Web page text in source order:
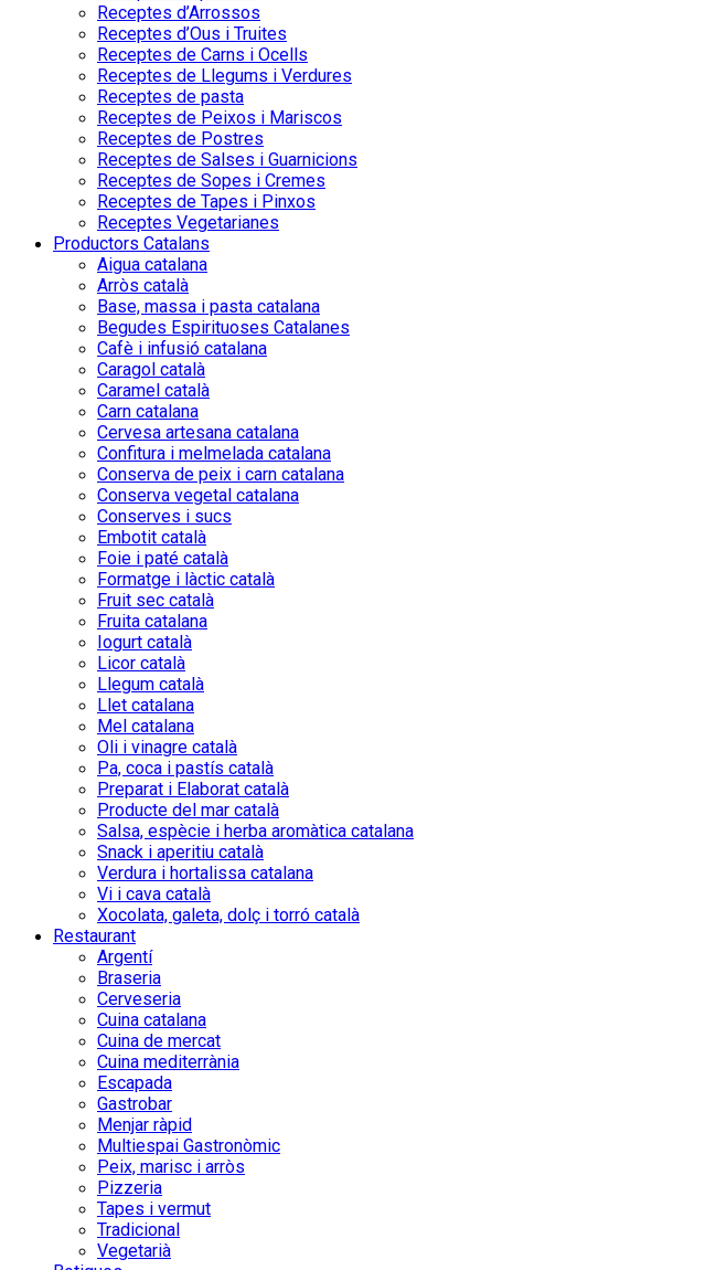
Receptes d’Arrossos
Receptes d’Ous i Truites
Receptes de Carns i Ocells
Receptes de Llegums i Verdures
Receptes de pasta
Receptes de Peixos i Mariscos
Receptes de Postres
Receptes de Salses i Guarnicions
Receptes de Sopes i Cremes
Receptes de Tapes i Pinxos
Receptes Vegetarianes
Productors Catalans
Aigua catalana
Arròs català
Base, massa i pasta catalana
Begudes Espirituoses Catalanes
Cafè i infusió catalana
Caragol català
Caramel català
Carn catalana
Cervesa artesana catalana
Confitura i melmelada catalana
Conserva de peix i carn catalana
Conserva vegetal catalana
Conserves i sucs
Embotit català
Foie i paté català
Formatge i làctic català
Fruit sec català
Fruita catalana
Iogurt català
Licor català
Llegum català
Llet catalana
Mel catalana
Oli i vinagre català
Pa, coca i pastís català
Preparat i Elaborat català
Producte del mar català
Salsa, espècie i herba aromàtica catalana
Snack i aperitiu català
Verdura i hortalissa catalana
Vi i cava català
Xocolata, galeta, dolç i torró català
Restaurant
Argentí
Braseria
Cerveseria
Cuina catalana
Cuina de mercat
Cuina mediterrània
Escapada
Gastrobar
Menjar ràpid
Multiespai Gastronòmic
Peix, marisc i arròs
Pizzeria
Tapes i vermut
Tradicional
Vegetarià